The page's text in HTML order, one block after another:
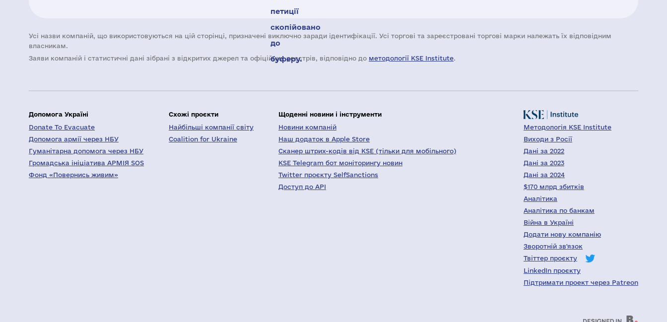
петиції
скопійовано
до
буферу.
Усі назви компаній, що використовуються на цій сторінці, призначені виключно заради ідентифікації. Усі торгові та зареєстровані торгові марки належать їх відповідним
власникам.
Заяви компаній i статистичні дані зібрані з відкритих джерел та офіційних реєстрів, відповідно до методології KSE Institute.
Допомога Україні
Donate To Evacuate
Допомога армії через НБУ
Гуманітарна допомога через НБУ
Громадська ініціатива АРМІЯ SOS
Фонд «Повернись живим»
Схожі проєкти
Найбільші компанії світу
Coalition for Ukraine
Щоденні новини і інструменти
Новини компаній
Наш додаток в Apple Store
Сканер штрих-кодів від KSE (тільки для мобільного)
KSE Telegram бот моніторингу новин
Twitter проєкту SelfSanctions
Доступ до API
Методологія KSE Institute
Виходи з Росії
Дані за 2022
Дані за 2023
Дані за 2024
$170 млрд збитків
Аналітика
Аналітика по банкам
Війна в Україні
Додати нову компанію
Зворотній зв'язок
Твіттер проєкту
LinkedIn проєкту
Підтримати проект через Patreon